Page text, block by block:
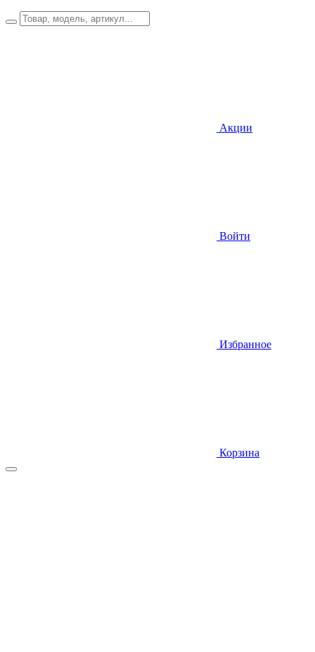
Акции
Войти
Избранное
Корзина